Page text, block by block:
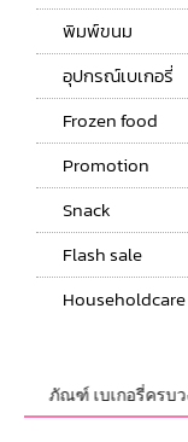
พิมพ์ขนม
อุปกรณ์เบเกอรี่
Frozen food
Promotion
Snack
Flash sale
Householdcare
ภัณฑ์ เบเกอรี่ครบวง